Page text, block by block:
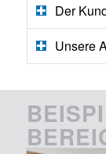
Der
Unsere